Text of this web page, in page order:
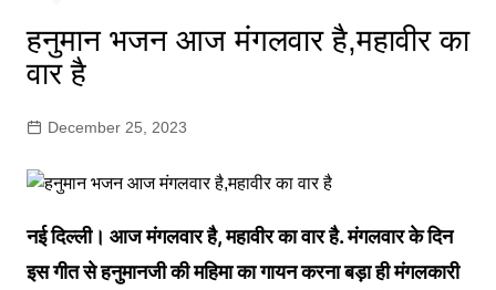
हनुमान भजन आज मंगलवार है,महावीर का
वार है
December 25, 2023
नई दिल्ली। आज मंगलवार है, महावीर का वार है. मंगलवार के दिन
इस गीत से हनुमानजी की महिमा का गायन करना बड़ा ही मंगलकारी